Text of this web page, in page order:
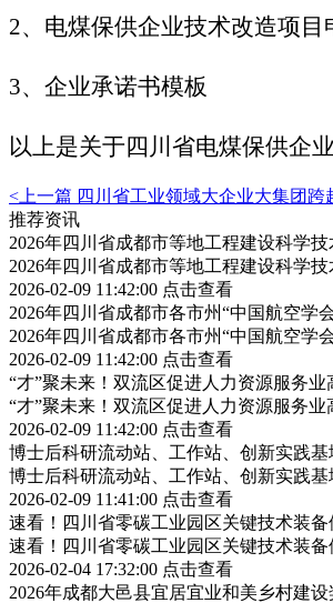
2、电煤保供企业技术改造项目
3、企业承诺书模板
以上是关于四川省电煤保供企
<上一篇 四川省工业领域大企业大集团
推荐资讯
2026年四川省成都市等地工程建设科学
2026年四川省成都市等地工程建设科学
2026-02-09 11:42:00 点击查看
2026年四川省成都市各市州“中国航空学
2026年四川省成都市各市州“中国航空学
2026-02-09 11:42:00 点击查看
“才”聚未来！双流区促进人力资源服务
“才”聚未来！双流区促进人力资源服务
2026-02-09 11:42:00 点击查看
博士后科研流动站、工作站、创新实践
博士后科研流动站、工作站、创新实践
2026-02-09 11:41:00 点击查看
速看！四川省零碳工业园区关键技术装
速看！四川省零碳工业园区关键技术装
2026-02-04 17:32:00 点击查看
2026年成都大邑县宜居宜业和美乡村建